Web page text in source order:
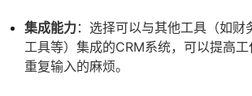
集成能力：选择可以与其他工具（如财
工具等）集成的CRM系统，可以提高
重复输入的麻烦。